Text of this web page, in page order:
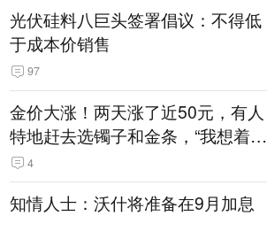
光伏硅料八巨头签署倡议：不得低
于成本价销售
97
金价大涨！两天涨了近50元，有人
特地赶去选镯子和金条，“我想着买
起来可以保值，小批量进一些货”
4
知情人士：沃什将准备在9月加息